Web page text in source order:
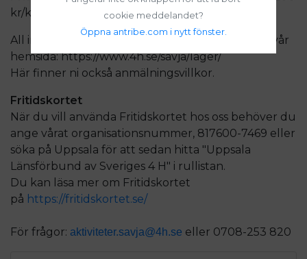
kr/kalenderår
All information du behöver inför lägret finns på vår
hemsida: https://www.4h.se/savja/lager/
Här finner ni också anmälningsvillkor.
Fritidskortet
När du vill använda Fritidskortet hos oss behöver du
ange vårat organisationsnummer, 817600-7469 eller
söka på Uppsala för att sedan hitta "Uppsala
Länsförbund av Sveriges 4 H" i rullistan.
Du kan läsa mer om Fritidskortet
på https://fritidskortet.se/
För frågor: aktiviteter.savja@4h.se eller 0708-253 820
cookie meddelandet?
Öppna antribe.com i nytt fönster.